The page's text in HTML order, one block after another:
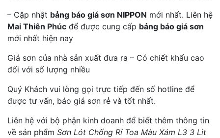
– Cập nhật bảng báo giá sơn NIPPON mới nhất. Liên hệ
Mai Thiên Phúc để được cung cấp bảng báo giá sơn
mới nhất hiện nay
Giá sơn của nhà sản xuất đưa ra – Có chiết khấu cao
đối với số lượng nhiều
Quý Khách vui lòng gọi trực tiếp đến số hotline để
được tư vấn, báo giá sơn rẻ và tốt nhất.
Liên hệ với bộ phận kinh doanh để biết thêm thông tin
về sản phẩm Sơn Lót Chống Rỉ Toa Màu Xám L3 3 Lit